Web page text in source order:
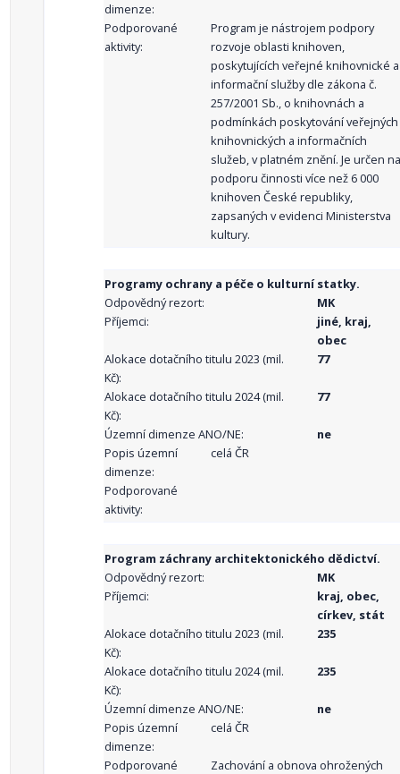
dimenze:
Podporované
aktivity:
Program je nástrojem podpory
rozvoje oblasti knihoven,
poskytujících veřejné knihovnické a
informační služby dle zákona č.
257/2001 Sb., o knihovnách a
podmínkách poskytování veřejných
knihovnických a informačních
služeb, v platném znění. Je určen na
podporu činnosti více než 6 000
knihoven České republiky,
zapsaných v evidenci Ministerstva
kultury.
Programy ochrany a péče o kulturní statky.
Odpovědný rezort:
MK
Příjemci:
jiné, kraj,
obec
Alokace dotačního titulu 2023 (mil.
Kč):
77
Alokace dotačního titulu 2024 (mil.
Kč):
77
Územní dimenze ANO/NE:
ne
Popis územní
dimenze:
celá ČR
Podporované
aktivity:
Program záchrany architektonického dědictví.
Odpovědný rezort:
MK
Příjemci:
kraj, obec,
církev, stát
Alokace dotačního titulu 2023 (mil.
Kč):
235
Alokace dotačního titulu 2024 (mil.
Kč):
235
Územní dimenze ANO/NE:
ne
Popis územní
dimenze:
celá ČR
Podporované
Zachování a obnova ohrožených